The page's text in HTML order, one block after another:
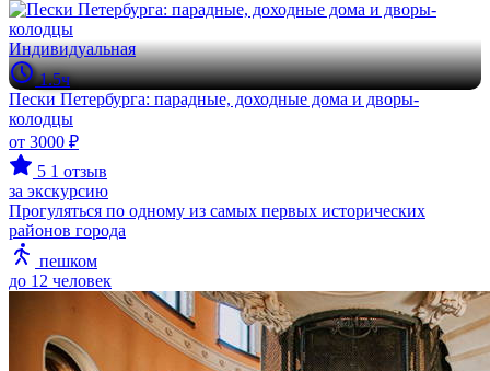
Индивидуальная
1.5ч
Пески Петербурга: парадные, доходные дома и дворы-
колодцы
от 3000 ₽
5 1 отзыв
за экскурсию
Прогуляться по одному из самых первых исторических
районов города
пешком
до 12 человек